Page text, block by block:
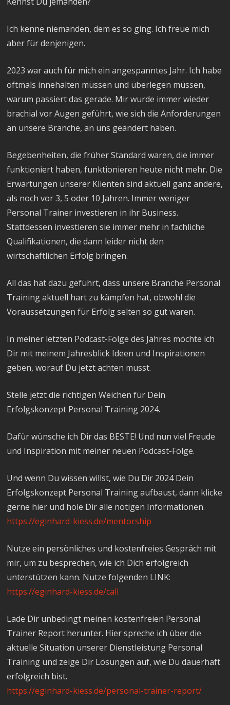
Ich kenne niemanden, dem es so ging. Ich freue mich
aber für denjenigen.
2023 war auch für mich ein angespanntes Jahr. Ich habe
oftmals innehalten müssen und überlegen müssen,
warum passiert das gerade. Mir wurde immer wieder
brachial vor Augen geführt, wie sich die Anforderungen
an unsere Branche, an uns geändert haben.
Begebenheiten, die früher Standard waren, die immer
funktioniert haben, funktionieren heute nicht mehr. Die
Erwartungen unserer Klienten sind aktuell ganz andere,
als noch vor 3, 5 oder 10 Jahren. Immer weniger
Personal Trainer investieren in ihr Business.
Stattdessen investieren sie immer mehr in fachliche
Qualifikationen, die dann leider nicht den
wirtschaftlichen Erfolg bringen.
All das hat dazu geführt, dass unsere Branche Personal
Training aktuell hart zu kämpfen hat, obwohl die
Voraussetzungen für Erfolg selten so gut waren.
In meiner letzten Podcast-Folge des Jahres möchte ich
Dir mit meinem Jahresblick Ideen und Inspirationen
geben, worauf Du jetzt achten musst.
Stelle jetzt die richtigen Weichen für Dein
Erfolgskonzept Personal Training 2024.
Dafür wünsche ich Dir das BESTE! Und nun viel Freude
und Inspiration mit meiner neuen Podcast-Folge.
Und wenn Du wissen willst, wie Du Dir 2024 Dein
Erfolgskonzept Personal Training aufbaust, dann klicke
gerne hier und hole Dir alle nötigen Informationen.
https://eginhard-kiess.de/mentorship
Nutze ein persönliches und kostenfreies Gespräch mit
mir, um zu besprechen, wie ich Dich erfolgreich
unterstützen kann. Nutze folgenden LINK:
https://eginhard-kiess.de/call
Lade Dir unbedingt meinen kostenfreien Personal
Trainer Report herunter. Hier spreche ich über die
aktuelle Situation unserer Dienstleistung Personal
Training und zeige Dir Lösungen auf, wie Du dauerhaft
erfolgreich bist.
https://eginhard-kiess.de/personal-trainer-report/